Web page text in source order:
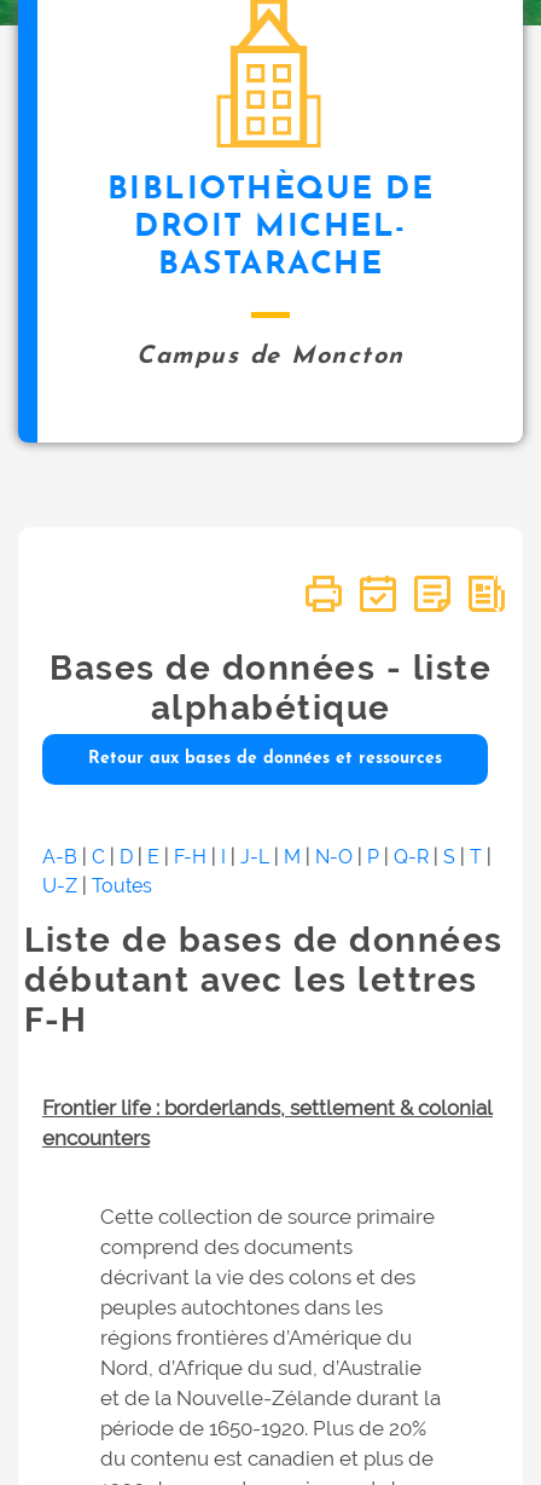
BIBLIOTHÈQUE DE
DROIT MICHEL-
BASTARACHE
Campus de Moncton
Bases de données - liste
alphabétique
Retour aux bases de données et ressources
A-B C D E F-H I J-L| M N-O P Q-R S T
U-Z
Toutes
Liste de bases de données
débutant avec les lettres
F-H
Frontier life : borderlands, settlement & colonial
encounters
Cette collection de source primaire
comprend des documents
décrivant la vie des colons et des
peuples autochtones dans les
régions frontières d’Amérique du
Nord, d’Afrique du sud, d’Australie
et de la Nouvelle-Zélande durant la
période de 1650-1920. Plus de 20%
du contenu est canadien et plus de